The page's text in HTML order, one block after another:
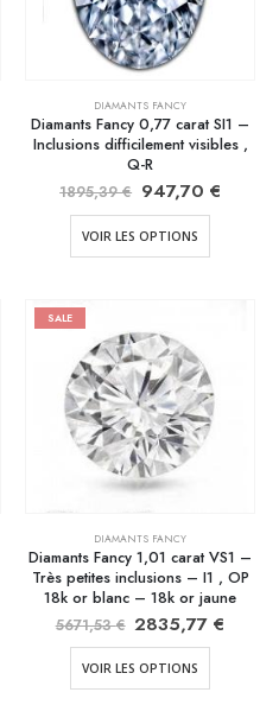
DIAMANTS FANCY
Diamants Fancy 0,77 carat SI1 –
Inclusions difficilement visibles ,
Q-R
1895,39€ 947,70 €
VOIR LES OPTIONS
SALE
DIAMANTS FANCY
Diamants Fancy 1,01 carat VS1 –
Très petites inclusions – I1 , OP
18k or blanc – 18k or jaune
5671,53€ 2835,77€
VOIR LES OPTIONS